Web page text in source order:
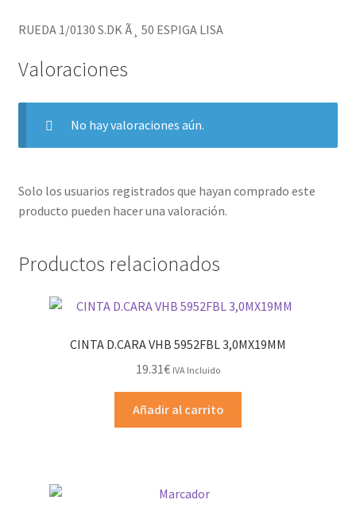
RUEDA 1/0130 S.DK Ã¸ 50 ESPIGA LISA
Valoraciones
No hay valoraciones aún.
Solo los usuarios registrados que hayan comprado este
producto pueden hacer una valoración.
Productos relacionados
CINTA D.CARA VHB 5952FBL 3,0MX19MM
19.31€ IVA Incluido
Añadir al carrito